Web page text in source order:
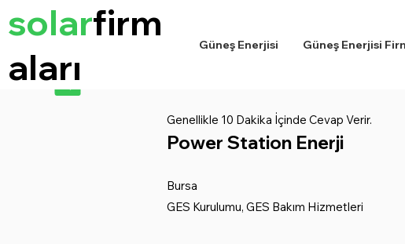
solarfirm
aları
Güneş Enerjisi Güneş Enerjisi
Genellikle 10 Dakika İçinde Cevap Verir.
Power Station Enerji
Bursa
GES Kurulumu, GES Bakım Hizmetleri